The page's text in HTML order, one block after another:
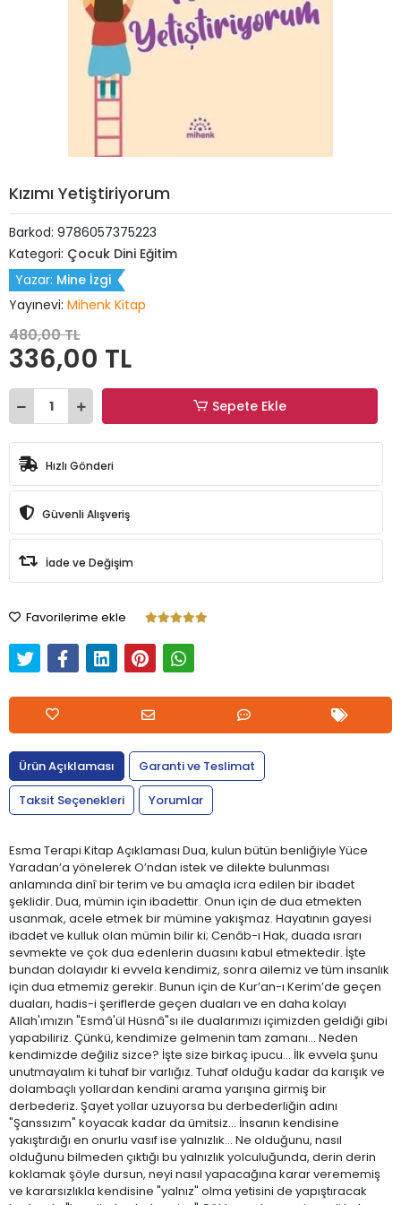
Kızımı Yetiştiriyorum
Barkod: 9786057375223
Kategori: Çocuk Dini Eğitim
Yazar: Mine İzgi
Yayınevi: Mihenk Kitap
480,00 TL
336,00 TL
Sepete Ekle
Hızlı Gönderi
Güvenli Alışveriş
İade ve Değişim
Favorilerime ekle
Ürün Açıklaması
Garanti ve Teslimat
Taksit Seçenekleri
Yorumlar
Esma Terapi Kitap Açıklaması Dua, kulun bütün benliğiyle Yüce
Yaradan’a yönelerek O’ndan istek ve dilekte bulunması
anlamında dinî bir terim ve bu amaçla icra edilen bir ibadet
şeklidir. Dua, mümin için ibadettir. Onun için de dua etmekten
usanmak, acele etmek bir mümine yakışmaz. Hayatının gayesi
ibadet ve kulluk olan mümin bilir ki; Cenâb-ı Hak, duada ısrarı
sevmekte ve çok dua edenlerin duasını kabul etmektedir. İşte
bundan dolayıdır ki evvela kendimiz, sonra ailemiz ve tüm insanlık
için dua etmemiz gerekir. Bunun için de Kur’an-ı Kerim’de geçen
duaları, hadis-i şeriflerde geçen duaları ve en daha kolayı
Allah'ımızın "Esmâ'ül Hüsnâ"sı ile dualarımızı içimizden geldiği gibi
yapabiliriz. Çünkü, kendimize gelmenin tam zamanı... Neden
kendimizde değiliz sizce? İşte size birkaç ipucu... İlk evvela şunu
unutmayalım ki tuhaf bir varlığız. Tuhaf olduğu kadar da karışık ve
dolambaçlı yollardan kendini arama yarışına girmiş bir
derbederiz. Şayet yollar uzuyorsa bu derbederliğin adını
"Şanssızım" koyacak kadar da ümitsiz... İnsanın kendisine
yakıştırdığı en onurlu vasıf ise yalnızlık... Ne olduğunu, nasıl
olduğunu bilmeden çıktığı bu yalnızlık yolculuğunda, derin derin
koklamak şöyle dursun, neyi nasıl yapacağına karar verememiş
ve kararsızlıkla kendisine "yalnız" olma yetisini de yapıştıracak